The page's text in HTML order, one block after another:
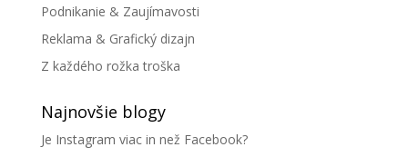
Podnikanie & Zaujímavosti
Reklama & Grafický dizajn
Z každého rožka troška
Najnovšie blogy
Je Instagram viac in než Facebook?